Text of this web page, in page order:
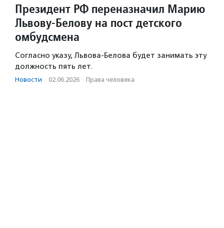
Президент РФ переназначил Марию
Львову-Белову на пост детского
омбудсмена
Согласно указу, Львова-Белова будет занимать эту
должность пять лет.
Новости · 02.06.2026 · Права человека